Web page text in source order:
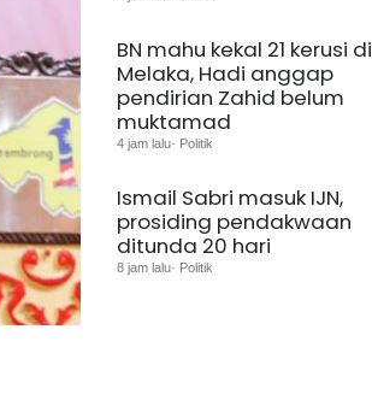
BN mahu kekal 21 kerusi di
Melaka, Hadi anggap
pendirian Zahid belum
muktamad
4 jam lalu· Politik
Ismail Sabri masuk IJN,
prosiding pendakwaan
ditunda 20 hari
8 jam lalu· Politik